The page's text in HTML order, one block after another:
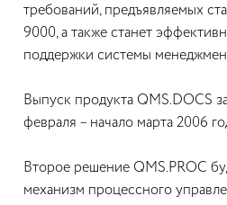
требований, предъявляемых
9000, а также станет
поддержки системы
Выпуск продукта QMS.DOCS
февраля – начало марта 2006
Второе решение QMS.PROC
механизм процессного